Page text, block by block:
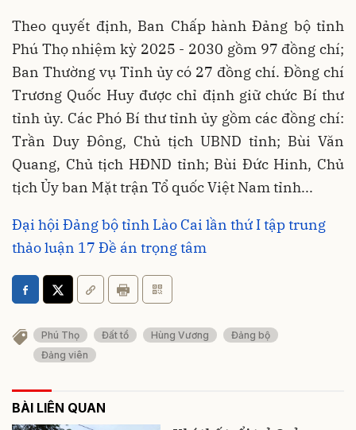
Theo quyết định, Ban Chấp hành Đảng bộ tỉnh
Phú Thọ nhiệm kỳ 2025 - 2030 gồm 97 đồng chí;
Ban Thường vụ Tỉnh ủy có 27 đồng chí. Đồng chí
Trương Quốc Huy được chỉ định giữ chức Bí thư
tỉnh ủy. Các Phó Bí thư tỉnh ủy gồm các đồng chí:
Trần Duy Đông, Chủ tịch UBND tỉnh; Bùi Văn
Quang, Chủ tịch HĐND tỉnh; Bùi Đức Hinh, Chủ
tịch Ủy ban Mặt trận Tổ quốc Việt Nam tỉnh...
Đại hội Đảng bộ tỉnh Lào Cai lần thứ I tập trung
thảo luận 17 Đề án trọng tâm
Phú Thọ Đất tổ Hùng Vương
Đảng bộ
Đảng viên
BÀI LIÊN QUAN